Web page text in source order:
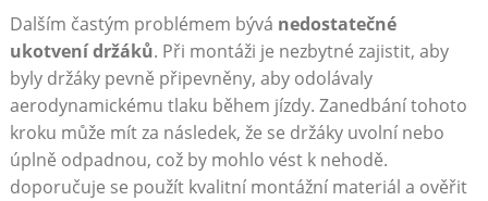
Dalším častým problémem bývá nedostatečné
‌ukotvení držáků. Při montáži je nezbytné zajistit, aby
‌byly držáky‍ pevně připevněny, ⁤aby odolávaly
aerodynamickému tlaku⁣ během jízdy.‍ Zanedbání ​tohoto
kroku může mít ‍za následek, ⁢že se držáky uvolní nebo
úplně odpadnou, což by mohlo vést k nehodě.
doporučuje ​se použít kvalitní montážní materiál a ověřit